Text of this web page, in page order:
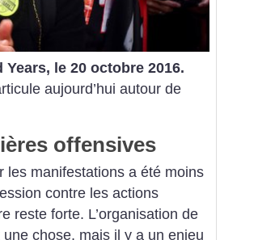
le 20 octobre 2016.
aujourd’hui autour de
offensives
les manifestations a été moins
contre les actions
reste forte. L’organisation de
chose, mais il y a un enjeu